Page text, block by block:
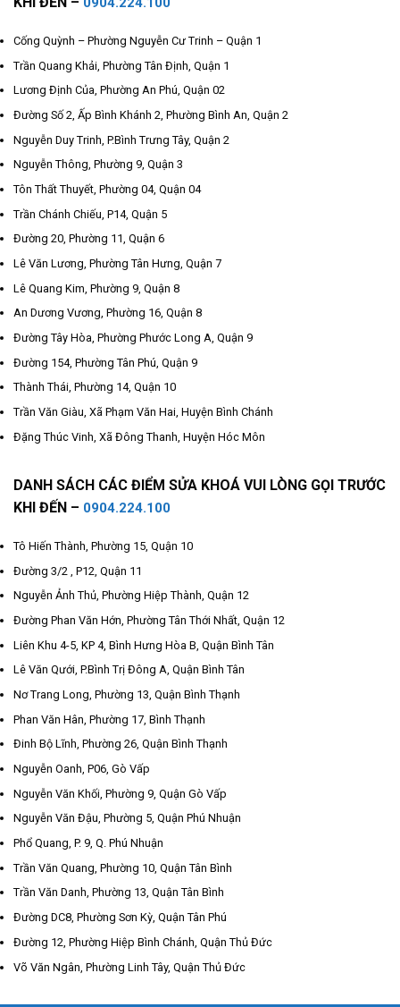
Cống Quỳnh – Phường Nguyễn Cư Trinh – Quận 1
Trần Quang Khải, Phường Tân Định, Quận 1
Lương Định Của, Phường An Phú, Quận 02
Đường Số 2, Ấp Bình Khánh 2, Phường Bình An, Quận 2
Nguyễn Duy Trinh, P.Bình Trưng Tây, Quận 2
Nguyễn Thông, Phường 9, Quận 3
Tôn Thất Thuyết, Phường 04, Quận 04
Trần Chánh Chiếu, P14, Quận 5
Đường 20, Phường 11, Quận 6
Lê Văn Lương, Phường Tân Hưng, Quận 7
Lê Quang Kim, Phường 9, Quận 8
An Dương Vương, Phường 16, Quận 8
Đường Tây Hòa, Phường Phước Long A, Quận 9
Đường 154, Phường Tân Phú, Quận 9
Thành Thái, Phường 14, Quận 10
Trần Văn Giàu, Xã Phạm Văn Hai, Huyện Bình Chánh
Đặng Thúc Vinh, Xã Đông Thanh, Huyện Hóc Môn
DANH SÁCH CÁC ĐIỂM SỬA KHOÁ VUI LÒNG GỌI TRƯỚC
KHI ĐẾN – 0904.224.100
Tô Hiến Thành, Phường 15, Quận 10
Đường 3/2 , P12, Quận 11
Nguyễn Ảnh Thủ, Phường Hiệp Thành, Quận 12
Đường Phan Văn Hớn, Phường Tân Thới Nhất, Quận 12
Liên Khu 4-5, KP 4, Bình Hưng Hòa B, Quận Bình Tân
Lê Văn Qưới, P.Bình Trị Đông A, Quận Bình Tân
Nơ Trang Long, Phường 13, Quận Bình Thạnh
Phan Văn Hân, Phường 17, Bình Thạnh
Đinh Bộ Lĩnh, Phường 26, Quận Bình Thạnh
Nguyễn Oanh, P06, Gò Vấp
Nguyễn Văn Khối, Phường 9, Quận Gò Vấp
Nguyễn Văn Đậu, Phường 5, Quận Phú Nhuận
Phổ Quang, P. 9, Q. Phú Nhuận
Trần Văn Quang, Phường 10, Quận Tân Bình
Trần Văn Danh, Phường 13, Quận Tân Bình
Đường DC8, Phường Sơn Kỳ, Quận Tân Phú
Đường 12, Phường Hiệp Bình Chánh, Quận Thủ Đức
Võ Văn Ngân, Phường Linh Tây, Quận Thủ Đức